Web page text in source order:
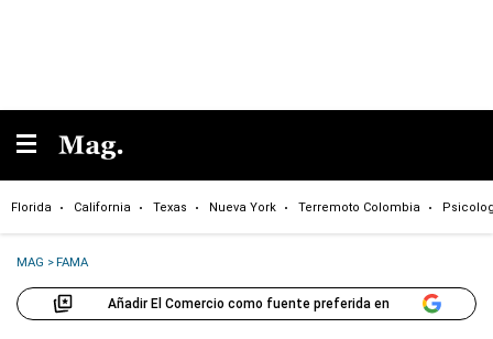
Florida California Texas Nueva York Terremoto Colombia
MAG >FAMA
Añadir El Comercio como fuente preferida en